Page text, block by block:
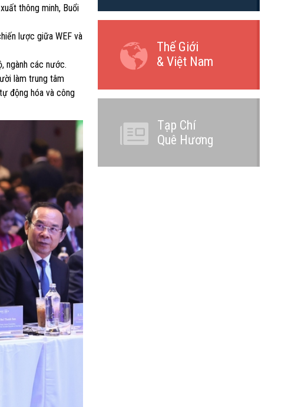
thông minh, Buổi
lược giữa WEF và
ngành các nước.
làm trung tâm
động hóa và công
Thế Giới
& Việt Nam
Tạp Chí
Quê Hương